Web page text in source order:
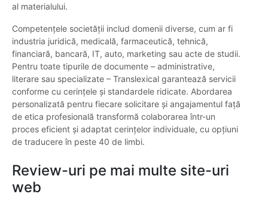
al materialului.
Competențele societății includ domenii diverse, cum ar fi
industria juridică, medicală, farmaceutică, tehnică,
financiară, bancară, IT, auto, marketing sau acte de studii.
Pentru toate tipurile de documente – administrative,
literare sau specializate – Translexical garantează servicii
conforme cu cerințele și standardele ridicate. Abordarea
personalizată pentru fiecare solicitare și angajamentul față
de etica profesională transformă colaborarea într-un
proces eficient și adaptat cerințelor individuale, cu opțiuni
de traducere în peste 40 de limbi.
Review-uri pe mai multe site-uri
web